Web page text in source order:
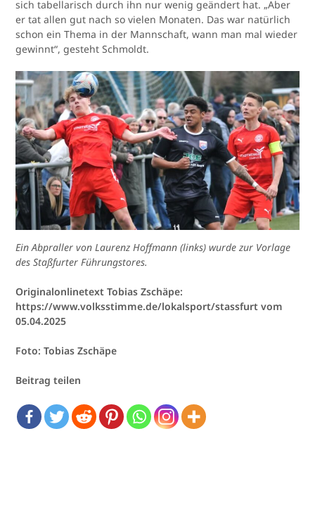
sich tabellarisch durch ihn nur wenig geändert hat. „Aber
er tat allen gut nach so vielen Monaten. Das war natürlich
schon ein Thema in der Mannschaft, wann man mal wieder
gewinnt“, gesteht Schmoldt.
Ein Abpraller von Laurenz Hoffmann (links) wurde zur Vorlage
des Staßfurter Führungstores.
Originalonlinetext Tobias Zschäpe:
https://www.volksstimme.de/lokalsport/stassfurt vom
05.04.2025
Foto: Tobias Zschäpe
Beitrag teilen